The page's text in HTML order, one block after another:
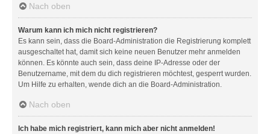
Nach oben
Warum kann ich mich nicht registrieren?
Es kann sein, dass die Board-Administration die Registrierung komplett
ausgeschaltet hat, damit sich keine neuen Benutzer mehr anmelden
können. Es könnte auch sein, dass deine IP-Adresse oder der
Benutzername, mit dem du dich registrieren möchtest, gesperrt wurden.
Um Hilfe zu erhalten, wende dich an die Board-Administration.
Nach oben
Ich habe mich registriert, kann mich aber nicht anmelden!